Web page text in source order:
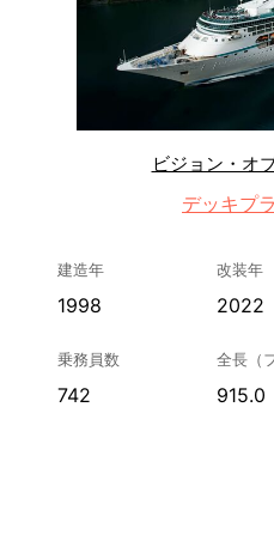
ビジョン・オ
デッキプ
建造年
1998
改装年
2022
乗務員数
742
全長（
915.0